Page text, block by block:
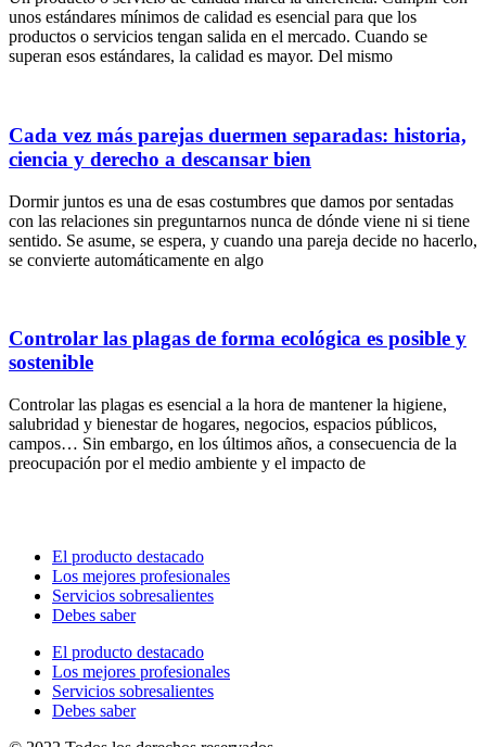
unos estándares mínimos de calidad es esencial para que los
productos o servicios tengan salida en el mercado. Cuando se
superan esos estándares, la calidad es mayor. Del mismo
Cada vez más parejas duermen separadas: historia,
ciencia y derecho a descansar bien
Dormir juntos es una de esas costumbres que damos por sentadas
con las relaciones sin preguntarnos nunca de dónde viene ni si tiene
sentido. Se asume, se espera, y cuando una pareja decide no hacerlo,
se convierte automáticamente en algo
Controlar las plagas de forma ecológica es posible y
sostenible
Controlar las plagas es esencial a la hora de mantener la higiene,
salubridad y bienestar de hogares, negocios, espacios públicos,
campos… Sin embargo, en los últimos años, a consecuencia de la
preocupación por el medio ambiente y el impacto de
El producto destacado
Los mejores profesionales
Servicios sobresalientes
Debes saber
El producto destacado
Los mejores profesionales
Servicios sobresalientes
Debes saber